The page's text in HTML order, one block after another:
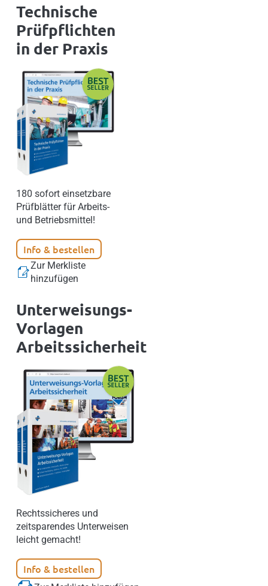
Technische
Prüfpflichten
in der Praxis
180 sofort einsetzbare
Prüfblätter für Arbeits-
und Betriebsmittel!
Info & bestellen
Zur Merkliste
hinzufügen
Unterweisungs-
Vorlagen
Arbeitssicherheit
Rechtssicheres und
zeitsparendes Unterweisen
leicht gemacht!
Info & bestellen